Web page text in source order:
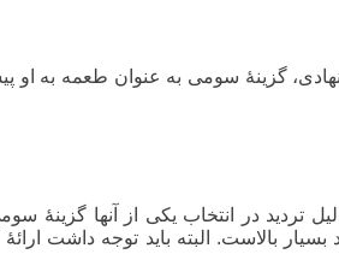
گزینهٔ سومی به عنوان طعمه به او
در انتخاب یکی از آنها گزینهٔ
بالاست. البته باید توجه داشت ارائهٔ